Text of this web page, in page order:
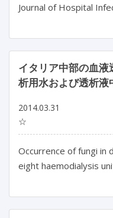
Journal of Hospital
イタリア中部の血
析用水および透析
2014.03.31
☆
Occurrence of fungi in
eight haemodialysis